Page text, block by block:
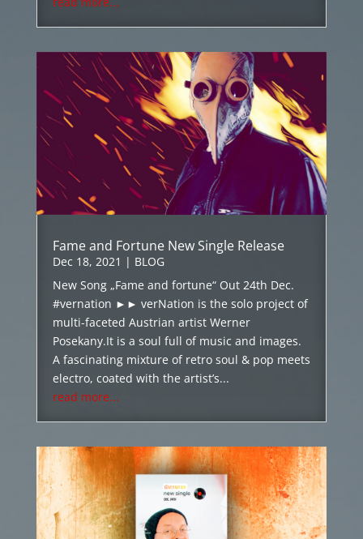
Fame and Fortune New Single Release
Dec 18, 2021 | BLOG
New Song „Fame and fortune“ Out 24th Dec.
#vernation ►► verNation is the solo project of
multi-faceted Austrian artist Werner
Posekany.It is a soul full of music and images.
A fascinating mixture of retro soul & pop meets
electro, coated with the artist’s...
read more...